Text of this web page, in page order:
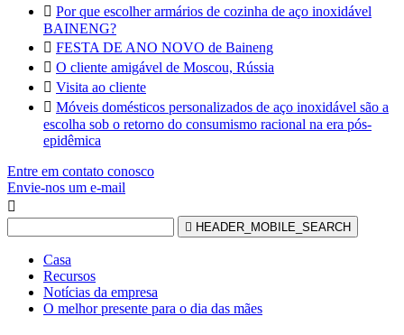
 Por que escolher armários de cozinha de aço inoxidável
BAINENG?
 FESTA DE ANO NOVO de Baineng
 O cliente amigável de Moscou, Rússia
 Visita ao cliente
 Móveis domésticos personalizados de aço inoxidável são a
escolha sob o retorno do consumismo racional na era pós-
epidêmica
Entre em contato conosco
Envie-nos um e-mail

 HEADER_MOBILE_SEARCH
Casa
Recursos
Notícias da empresa
O melhor presente para o dia das mães